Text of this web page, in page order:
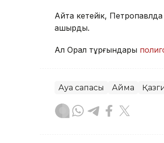
Айта кетейік, Петропавлда
қашырды.
Ал Орал тұрғындары
Ауа сапасы Аймақ